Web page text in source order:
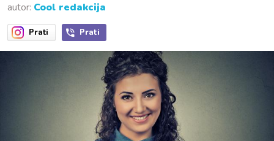
autor: Cool redakcija
Prati Prati